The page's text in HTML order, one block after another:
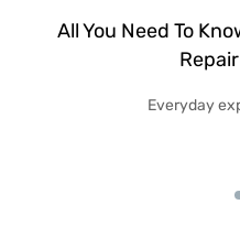
All You Need To
Everyday